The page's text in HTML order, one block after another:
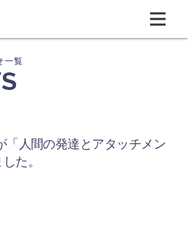
「人間の発達とアタッチメン
た。